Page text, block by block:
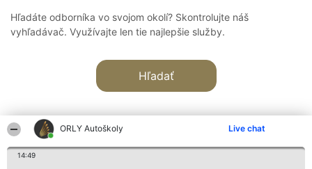
ORLY Autoškoly Live chat
14:49
Hľadáte odborníka vo svojom okolí? Skontrolujte náš
vyhľadávač. Využívajte len tie najlepšie služby.
Hľadať